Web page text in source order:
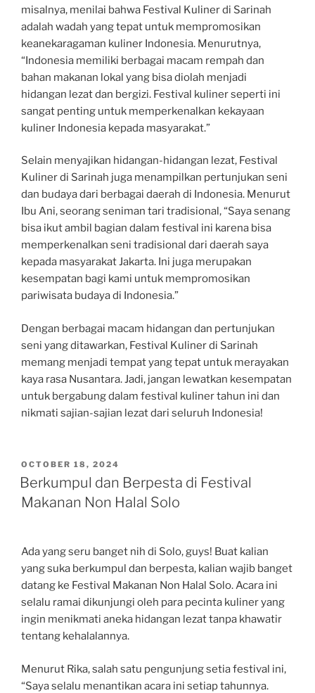
misalnya, menilai bahwa Festival Kuliner di Sarinah
adalah wadah yang tepat untuk mempromosikan
keanekaragaman kuliner Indonesia. Menurutnya,
“Indonesia memiliki berbagai macam rempah dan
bahan makanan lokal yang bisa diolah menjadi
hidangan lezat dan bergizi. Festival kuliner seperti ini
sangat penting untuk memperkenalkan kekayaan
kuliner Indonesia kepada masyarakat.”
Selain menyajikan hidangan-hidangan lezat, Festival
Kuliner di Sarinah juga menampilkan pertunjukan seni
dan budaya dari berbagai daerah di Indonesia. Menurut
Ibu Ani, seorang seniman tari tradisional, “Saya senang
bisa ikut ambil bagian dalam festival ini karena bisa
memperkenalkan seni tradisional dari daerah saya
kepada masyarakat Jakarta. Ini juga merupakan
kesempatan bagi kami untuk mempromosikan
pariwisata budaya di Indonesia.”
Dengan berbagai macam hidangan dan pertunjukan
seni yang ditawarkan, Festival Kuliner di Sarinah
memang menjadi tempat yang tepat untuk merayakan
kaya rasa Nusantara. Jadi, jangan lewatkan kesempatan
untuk bergabung dalam festival kuliner tahun ini dan
nikmati sajian-sajian lezat dari seluruh Indonesia!
POSTED
ON
OCTOBER 18, 2024
Berkumpul dan Berpesta di Festival
Makanan Non Halal Solo
Ada yang seru banget nih di Solo, guys! Buat kalian
yang suka berkumpul dan berpesta, kalian wajib banget
datang ke Festival Makanan Non Halal Solo. Acara ini
selalu ramai dikunjungi oleh para pecinta kuliner yang
ingin menikmati aneka hidangan lezat tanpa khawatir
tentang kehalalannya.
Menurut Rika, salah satu pengunjung setia festival ini,
“Saya selalu menantikan acara ini setiap tahunnya.